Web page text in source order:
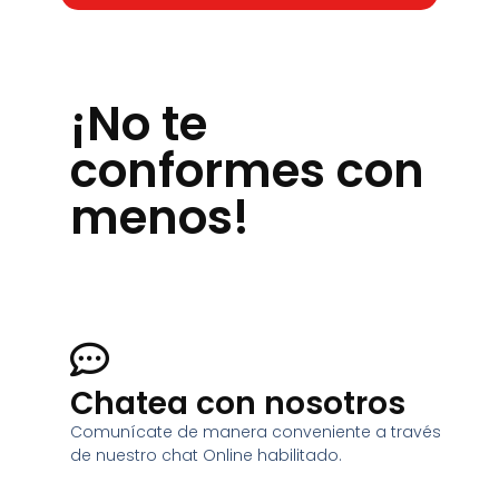
¡No te
conformes con
menos!
Chatea con nosotros
Comunícate de manera conveniente a través
de nuestro chat Online habilitado.